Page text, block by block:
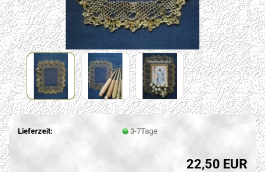
Lieferzeit: 3-7Tage
22,50 EUR